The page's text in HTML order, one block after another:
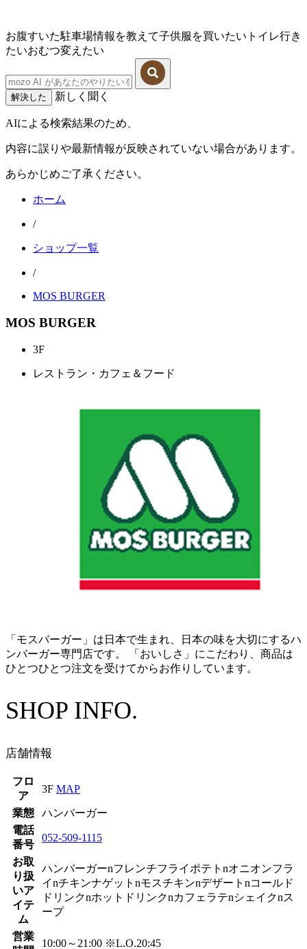
お腹すいた駐車場情報を教えて子供服を買いたい トイレ行き
たいおむつ変えたい
解決した 新しく聞く
AIによる検索結果のため、
内容に誤りや最新情報が反映されていない場合があります。
あらかじめご了承ください。
ホーム
/
ショップ一覧
/
MOS BURGER
MOS BURGER
3F
レストラン・カフェ＆フード
「モスバーガー」は日本で生まれ、日本の味を大切にするハ
ンバーガー専門店です。 「おいしさ」にこだわり、商品は
ひとつひとつ注文を受けてからお作りしています。
SHOP INFO.
店舗情報
フロ
ア
3F MAP
業態
ハンバーガー
電話
番号
052-509-1115
お取
り扱
いア
イテ
ム
ハンバーガーnフレンチフライポテトnオニオンフラ
イnチキンナゲットnモスチキンnデザートnコールド
ドリンクnホットドリンクnカフェラテnシェイクnス
ープ
営業
10:00～21:00 ※L.O.20:45